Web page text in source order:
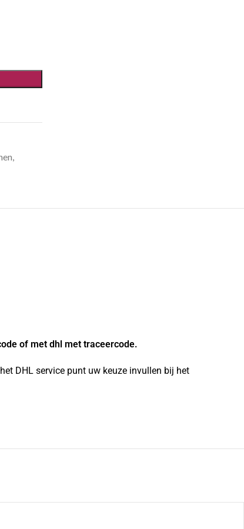
,
of met dhl met traceercode.
DHL service punt uw keuze invullen bij het